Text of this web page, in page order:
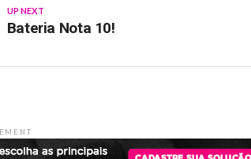
UP NEXT
Bateria Nota 10!